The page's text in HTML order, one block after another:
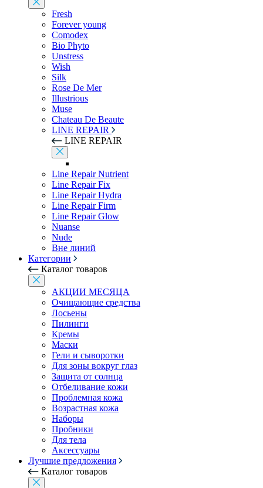
Fresh
Forever young
Comodex
Bio Phyto
Unstress
Wish
Silk
Rose De Mer
Illustrious
Muse
Chateau De Beaute
LINE REPAIR
LINE REPAIR
Line Repair Nutrient
Line Repair Fix
Line Repair Hydra
Line Repair Firm
Line Repair Glow
Nuanse
Nude
Вне линий
Категории
Каталог товаров
АКЦИИ МЕСЯЦА
Очищающие средства
Лосьены
Пилинги
Кремы
Маски
Гели и сыворотки
Для зоны вокруг глаз
Защита от солнца
Отбеливание кожи
Проблемная кожа
Возрастная кожа
Наборы
Пробники
Для тела
Аксессуары
Лучшие предложения
Каталог товаров